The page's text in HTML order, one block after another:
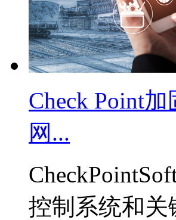
Check Point
网...
控制系统和